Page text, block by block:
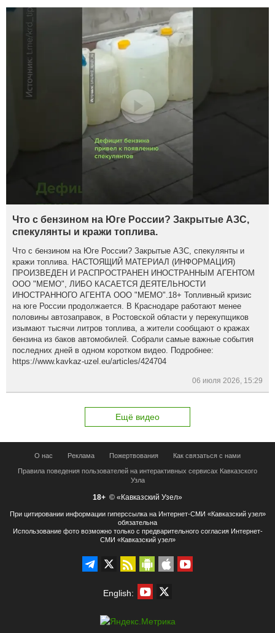
Что с бензином на Юге России? Закрытые АЗС,
спекулянты и кражи топлива.
Что с бензином на Юге России? Закрытые АЗС, спекулянты и
кражи топлива. НАСТОЯЩИЙ МАТЕРИАЛ (ИНФОРМАЦИЯ)
ПРОИЗВЕДЕН И РАСПРОСТРАНЕН ИНОСТРАННЫМ АГЕНТОМ
ООО "МЕМО", ЛИБО КАСАЕТСЯ ДЕЯТЕЛЬНОСТИ
ИНОСТРАННОГО АГЕНТА ООО "МЕМО".18+ Топливный кризис
на юге России продолжается. В Краснодаре работают менее
половины автозаправок, в Ростовской области у перекупщиков
изымают тысячи литров топлива, а жители сообщают о кражах
бензина из баков автомобилей. Собрали самые важные события
последних дней в одном коротком видео. Подробнее:
https://www.kavkaz-uzel.eu/articles/424704
06 июля 2026, 15:29
Ещё видео
О нас Реклама Пожертвования Как связаться с нами
Правила поведения пользователей на интерактивных сервисах Кавказского
Узла
18+ © «Кавказский Узел»
При цитировании информации гиперссылка на Интернет-СМИ «Кавказский узел»
обязательна
Использование фото возможно только с предварительного согласия Интернет-
СМИ «Кавказский узел»
English: